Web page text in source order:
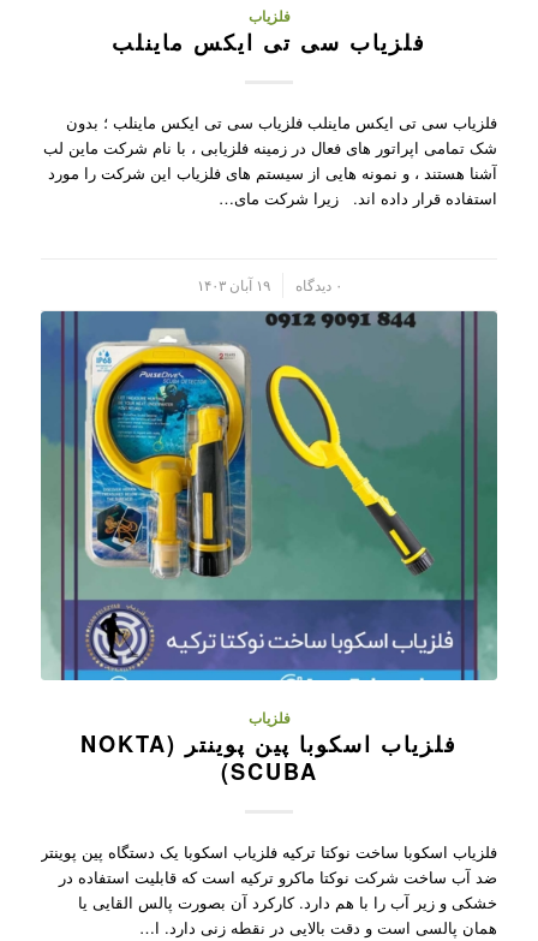
فلزیاب
فلزیاب سی تی ایکس ماینلب
فلزیاب سی تی ایکس ماینلب فلزیاب سی تی ایکس ماینلب ؛ بدون
شک تمامی اپراتور های فعال در زمینه فلزیابی ، با نام شرکت ماین لب
آشنا هستند ، و نمونه هایی از سیستم های فلزیاب این شرکت را مورد
استفاده قرار داده اند. زیرا شرکت مای…
۰ دیدگاه ۱۹ آبان ۱۴۰۳
فلزیاب
فلزیاب اسکوبا پین پوینتر (NOKTA
SCUBA)
فلزیاب اسکوبا ساخت نوکتا ترکیه فلزیاب اسکوبا یک دستگاه پین پوینتر
ضد آب ساخت شرکت نوکتا ماکرو ترکیه است که قابلیت استفاده در
خشکی و زیر آب را با هم دارد. کارکرد آن بصورت پالس القایی یا
همان پالسی است و دقت بالایی در نقطه زنی دارد. ا…